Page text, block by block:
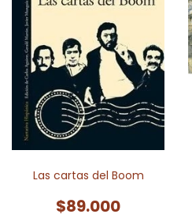
Las cartas del Boom
$89.000